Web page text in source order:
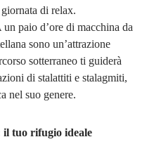
di relax.
un paio d’ore di macchina da
sono un’attrazione
sotterraneo ti guiderà
di stalattiti e stalagmiti,
nel suo genere.
il tuo rifugio ideale